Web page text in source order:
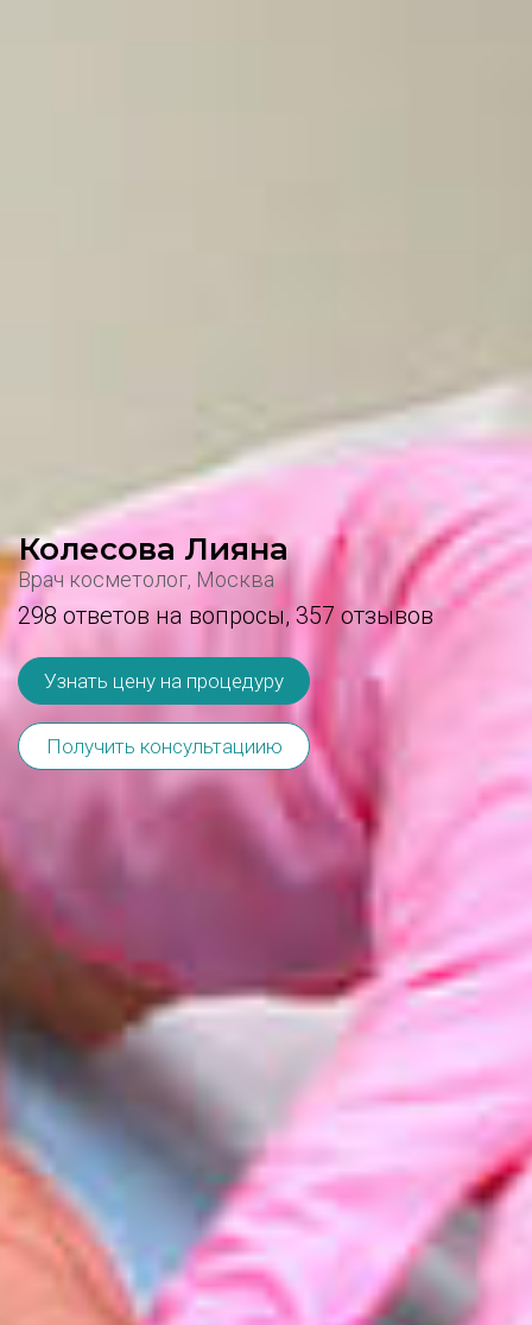
Колесова Лияна
Врач косметолог, Москва
298 ответов на вопросы, 357 отзывов
Узнать цену на процедуру
Получить консультациию